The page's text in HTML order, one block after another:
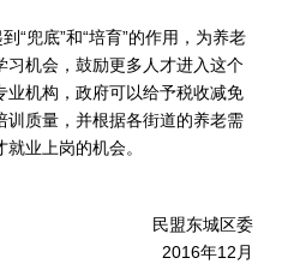
“兜底”和“培育”的作用，为养老
习机会，鼓励更多人才进入这个
机构，政府可以给予税收减免
训质量，并根据各街道的养老需
业上岗的机会。
民盟东城区委
2016年12月